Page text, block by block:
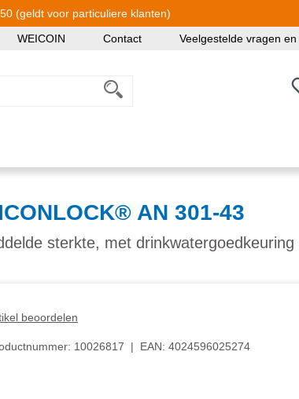
(geldt voor particuliere klanten)
WEICOIN Contact Veelgestelde vragen
AN 301-43
sterkte, met drinkwatergoedkeuring
beoordelen
10026817 | EAN: 4024596025274